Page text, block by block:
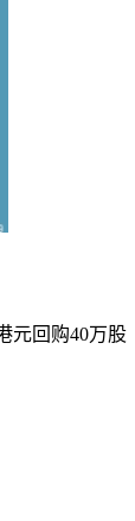
元回购40万股